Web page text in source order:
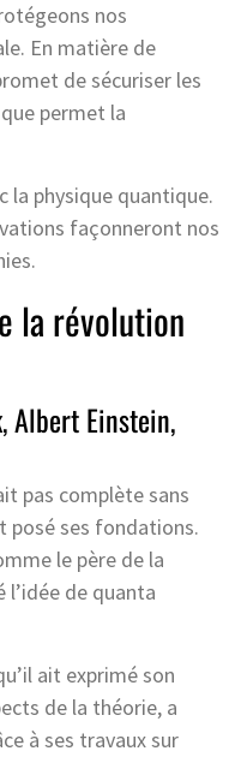
nos
En matière de
de sécuriser les
permet la
la physique quantique.
façonneront nos
la révolution
Albert Einstein,
pas complète sans
posé ses fondations.
le père de la
de quanta
ait exprimé son
de la théorie, a
à ses travaux sur